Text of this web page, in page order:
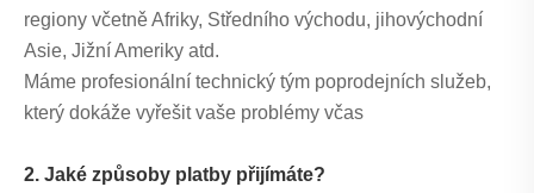
regiony včetně Afriky, Středního východu, jihovýchodní
Asie, Jižní Ameriky atd.
Máme profesionální technický tým poprodejních služeb,
který dokáže vyřešit vaše problémy včas
2. Jaké způsoby platby přijímáte?